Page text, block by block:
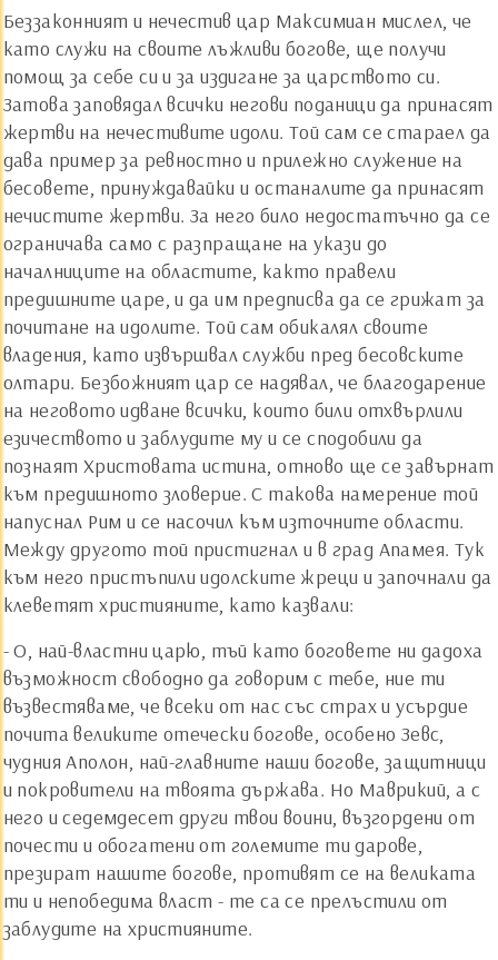
Беззаконният и нечестив цар Максимиан мислел, че
като служи на своите лъжливи богове, ще получи
помощ за себе си и за издигане за царството си.
Затова заповядал всички негови поданици да принасят
жертви на нечестивите идоли. Той сам се стараел да
дава пример за ревностно и прилежно служение на
бесовете, принуждавайки и останалите да принасят
нечистите жертви. За него било недостатъчно да се
ограничава само с разпращане на укази до
началниците на областите, както правели
предишните царе, и да им предписва да се грижат за
почитане на идолите. Той сам обикалял своите
владения, като извършвал служби пред бесовските
олтари. Безбожният цар се надявал, че благодарение
на неговото идване всички, които били отхвърлили
езичеството и заблудите му и се сподобили да
познаят Христовата истина, отново ще се завърнат
към предишното зловерие. С такова намерение той
напуснал Рим и се насочил към източните области.
Между другото той пристигнал и в град Апамея. Тук
към него пристъпили идолските жреци и започнали да
клеветят християните, като казвали:
- О, най-властни царю, тъй като боговете ни дадоха
възможност свободно да говорим с тебе, ние ти
възвестяваме, че всеки от нас със страх и усърдие
почита великите отечески богове, особено Зевс,
чудния Аполон, най-главните наши богове, защитници
и покровители на твоята държава. Но Маврикий, а с
него и седемдесет други твои воини, възгордени от
почести и обогатени от големите ти дарове,
презират нашите богове, противят се на великата
ти и непобедима власт - те са се прелъстили от
заблудите на християните.